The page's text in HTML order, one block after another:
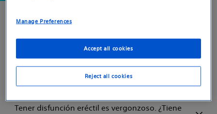
la disfunción eréctil
¿Qué tan importante cree que es ver a un
“especialista en disfunción eréctil”?
Tener disfunción eréctil es vergonzoso. ¿Tiene
Manage Preferences
Accept all cookies
Reject all cookies